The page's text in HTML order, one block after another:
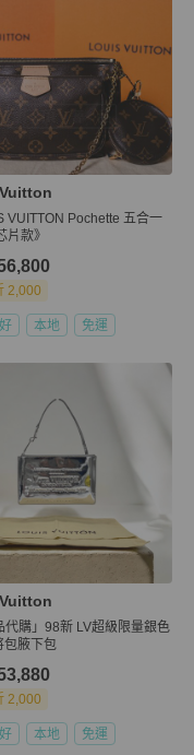
VUITTON Pochette 五合一
片款》
2,000
本地 免運
代購」98新 LV超級限量銀色
包腋下包
2,000
本地 免運